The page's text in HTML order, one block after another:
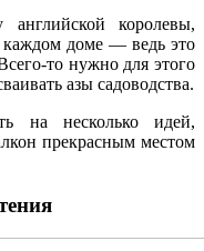
королевы,
доме — ведь это
то нужно для этого
азы садоводства.
на несколько идей,
прекрасным местом